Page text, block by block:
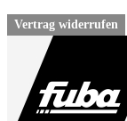
Vertrag widerrufen